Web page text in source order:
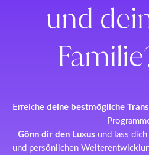
und
Erreiche deine bestmögliche
Gönn dir den Luxus und lass
und persönlichen